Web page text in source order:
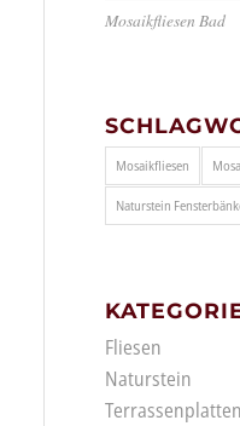
Mosaikfliesen Bad
Mosaikfliesen
Naturstein
Fliesen
Naturstein
Terrassenplatten